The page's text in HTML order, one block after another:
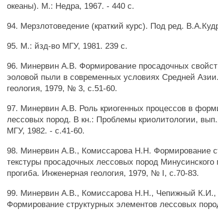
океаны). М.: Недра, 1967. - 440 с.
94. Мерзлотоведение (краткий курс). Под ред.
95. М.: йзд-во МГУ, 1981. 239 с.
96. Минервин А.В. Формирование просадочных
эоловой пыли в современных условиях Средней
геология, 1979, № 3, с.51-60.
97. Минервин А.В. Роль криогенных процессов в
лессовых пород. В кн.: Проблемы криолитологии,
МГУ, 1982. - с.41-60.
98. Минервин А.В., Комиссарова Н.Н. Формирование
текстуры просадочных лессовых пород Минусинского
прогиба. Инженерная геология, 1979, № I, с.70-83.
99. Минервин А.В., Комиссарова Н.Н., Чепижный
Формирование структурных элементов лессовых